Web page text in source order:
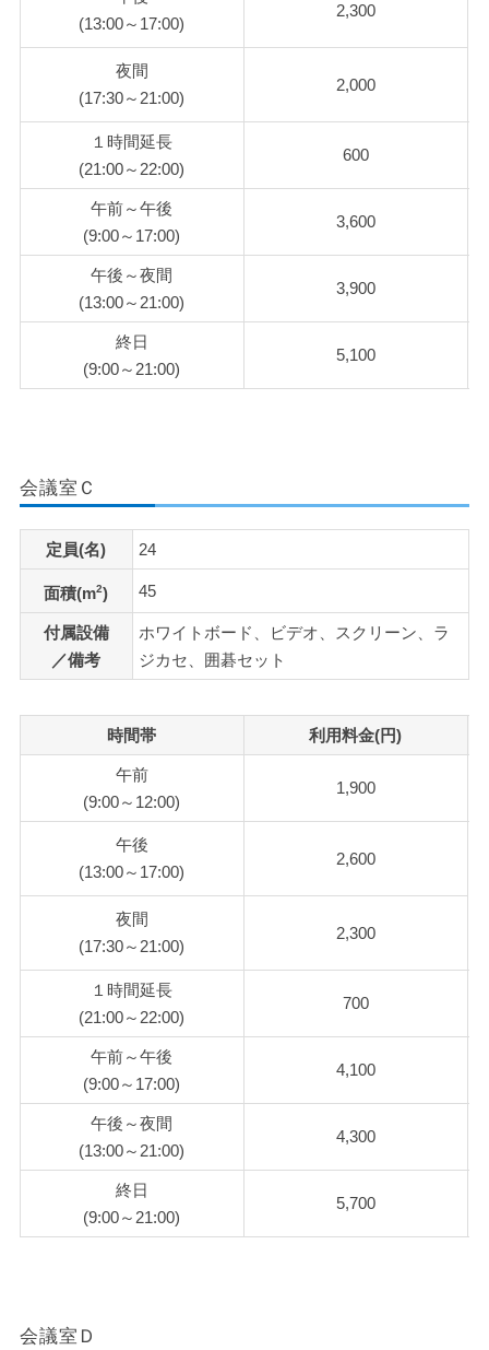
(13:00～17:00)
2,300
夜間
(17:30～21:00)
2,000
１時間延長
(21:00～22:00)
600
午前～午後
(9:00～17:00)
3,600
午後～夜間
(13:00～21:00)
3,900
終日
(9:00～21:00)
5,100
会議室Ｃ
定員(名) 24
面積(m2) 45
付属設備
／備考
ホワイトボード、ビデオ、スクリーン、ラ
ジカセ、囲碁セット
時間帯 利用料金(円)
午前
(9:00～12:00)
1,900
午後
(13:00～17:00)
2,600
夜間
(17:30～21:00)
2,300
１時間延長
(21:00～22:00)
700
午前～午後
(9:00～17:00)
4,100
午後～夜間
(13:00～21:00)
4,300
終日
(9:00～21:00)
5,700
会議室Ｄ